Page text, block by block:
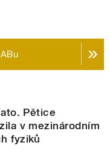
Pětice
v mezinárodním
fyziků